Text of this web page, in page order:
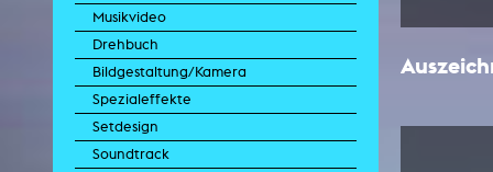
Musikvideo
Drehbuch
Bildgestaltung/Kamera
Spezialeffekte
Setdesign
Soundtrack